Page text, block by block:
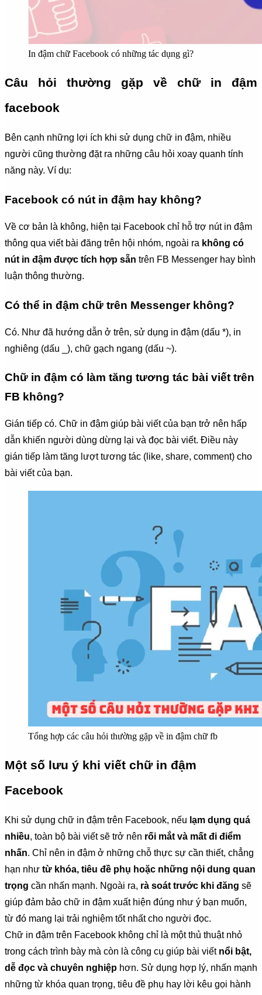
In đậm chữ Facebook có những tác dụng gì?
Câu hỏi thường gặp về chữ in đậm
facebook
Bên cạnh những lợi ích khi sử dụng chữ in đậm, nhiều
người cũng thường đặt ra những câu hỏi xoay quanh tính
năng này. Ví dụ:
Facebook có nút in đậm hay không?
Về cơ bản là không, hiện tại Facebook chỉ hỗ trợ nút in đậm
thông qua viết bài đăng trên hội nhóm, ngoài ra không có
nút in đậm được tích hợp sẵn trên FB Messenger hay bình
luận thông thường.
Có thể in đậm chữ trên Messenger không?
Có. Như đã hướng dẫn ở trên, sử dụng in đậm (dấu *), in
nghiêng (dấu _), chữ gạch ngang (dấu ~).
Chữ in đậm có làm tăng tương tác bài viết trên
FB không?
Gián tiếp có. Chữ in đậm giúp bài viết của bạn trở nên hấp
dẫn khiến người dùng dừng lại và đọc bài viết. Điều này
gián tiếp làm tăng lượt tương tác (like, share, comment) cho
bài viết của bạn.
Tổng hợp các câu hỏi thường gặp về in đậm chữ fb
Một số lưu ý khi viết chữ in đậm
Facebook
Khi sử dụng chữ in đậm trên Facebook, nếu lạm dụng quá
nhiều, toàn bộ bài viết sẽ trở nên rối mắt và mất đi điểm
nhấn. Chỉ nên in đậm ở những chỗ thực sự cần thiết, chẳng
hạn như từ khóa, tiêu đề phụ hoặc những nội dung quan
trọng cần nhấn mạnh. Ngoài ra, rà soát trước khi đăng sẽ
giúp đảm bảo chữ in đậm xuất hiện đúng như ý bạn muốn,
từ đó mang lại trải nghiệm tốt nhất cho người đọc.
Chữ in đậm trên Facebook không chỉ là một thủ thuật nhỏ
trong cách trình bày mà còn là công cụ giúp bài viết nổi bật,
dễ đọc và chuyên nghiệp hơn. Sử dụng hợp lý, nhấn mạnh
những từ khóa quan trọng, tiêu đề phụ hay lời kêu gọi hành